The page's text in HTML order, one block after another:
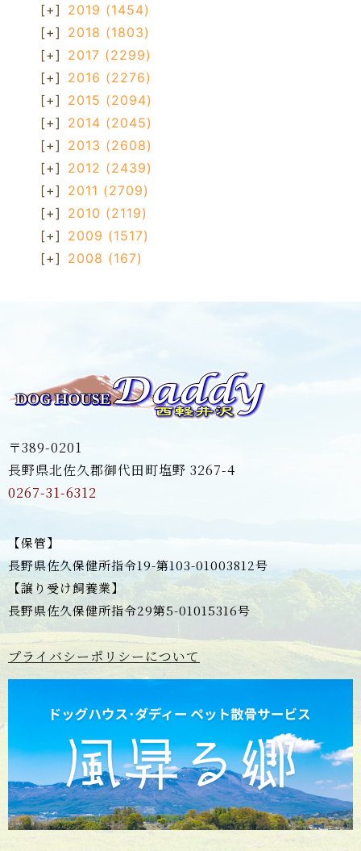
[+] 2019 (1454)
[+] 2018 (1803)
[+] 2017 (2299)
[+] 2016 (2276)
[+] 2015 (2094)
[+] 2014 (2045)
[+] 2013 (2608)
[+] 2012 (2439)
[+] 2011 (2709)
[+] 2010 (2119)
[+] 2009 (1517)
[+] 2008 (167)
〒389-0201
長野県北佐久郡御代田町塩野 3267-4
0267-31-6312
【保管】
長野県佐久保健所指令19-第103-01003812号
【譲り受け飼養業】
長野県佐久保健所指令29第5-01015316号
プライバシーポリシーについて